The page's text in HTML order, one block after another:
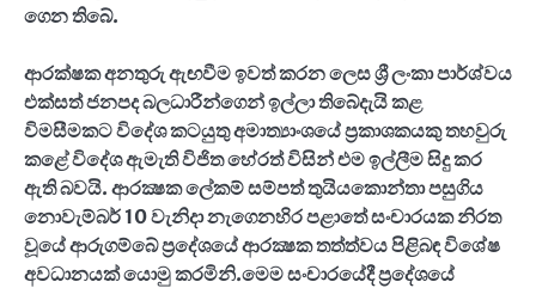
ගෙන තිබේ.
ආරක්ෂක අනතුරු ඇඟවීම ඉවත් කරන ලෙස ශ්‍රී ලංකා පාර්ශ්වය
එක්සත් ජනපද බලධාරීන්ගෙන් ඉල්ලා තිබේදැයි කළ
විමසීමකට විදේශ කටයුතු අමාත්‍යාංශයේ ප්‍රකාශකයකු තහවුරු
කළේ විදේශ ඇමැති විජිත හේරත් විසින් එම ඉල්ලීම සිදු කර
ඇති බවයි. ආරක්‍ෂක ලේකම් සම්පත් තුයියකොන්තා පසුගිය
නොවැම්බර් 10 වැනිදා නැගෙනහිර පළාතේ සංචාරයක නිරත
වූයේ ආරුගම්බේ ප්‍රදේශයේ ආරක්‍ෂක තත්ත්වය පිළිබඳ විශේෂ
අවධානයක් යොමු කරමිනි.මෙම සංචාරයේදී ප්‍රදේශයේ